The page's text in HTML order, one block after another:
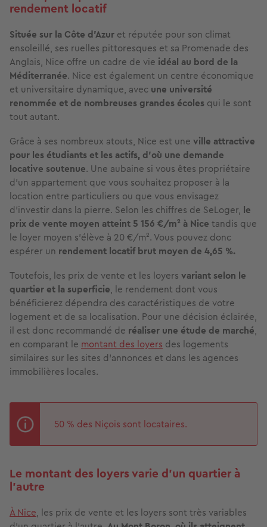
rendement locatif
Située sur la Côte d'Azur et réputée pour son climat
ensoleillé, ses ruelles pittoresques et sa Promenade des
Anglais, Nice offre un cadre de vie idéal au bord de la
Méditerranée. Nice est également un centre économique
et universitaire dynamique, avec une université
renommée et de nombreuses grandes écoles qui le sont
tout autant.
Grâce à ses nombreux atouts, Nice est une ville attractive
pour les étudiants et les actifs, d’où une demande
locative soutenue. Une aubaine si vous êtes propriétaire
d’un appartement que vous souhaitez proposer à la
location entre particuliers ou que vous envisagez
d’investir dans la pierre. Selon les chiffres de SeLoger, le
prix de vente moyen atteint 5 156 €/m² à Nice tandis que
le loyer moyen s’élève à 20 €/m². Vous pouvez donc
espérer un rendement locatif brut moyen de 4,65 %.
Toutefois, les prix de vente et les loyers variant selon le
quartier et la superficie, le rendement dont vous
bénéficierez dépendra des caractéristiques de votre
logement et de sa localisation. Pour une décision éclairée,
il est donc recommandé de réaliser une étude de marché,
en comparant le montant des loyers des logements
similaires sur les sites d’annonces et dans les agences
immobilières locales.
50 % des Niçois sont locataires.
Le montant des loyers varie d’un quartier à
l’autre
À Nice, les prix de vente et les loyers sont très variables